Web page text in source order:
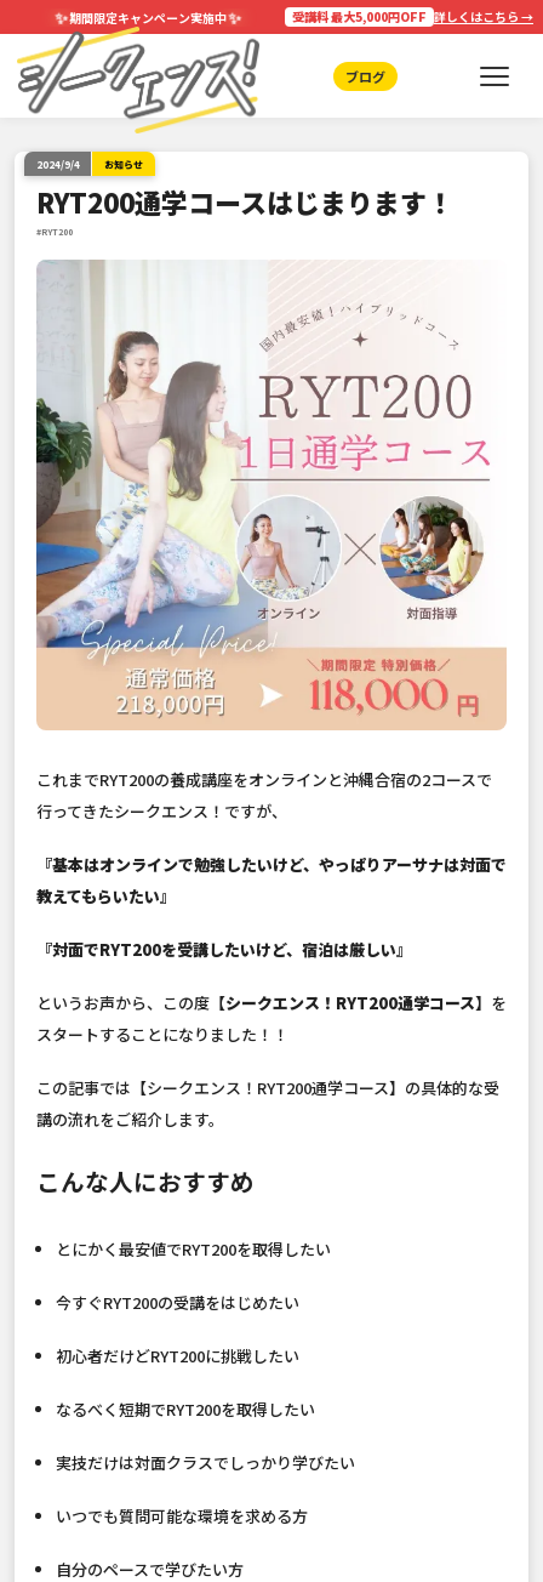
✨期間限定キャンペーン実施中✨ 受講料 最大5,000円OFF 詳しくはこちら →
ブログ
2024/9/4 お知らせ
RYT200通学コースはじまります！
#RYT200
これまでRYT200の養成講座をオンラインと沖縄合宿の2コースで
行ってきたシークエンス！ですが、
『基本はオンラインで勉強したいけど、やっぱりアーサナは対面で
教えてもらいたい』
『対面でRYT200を受講したいけど、宿泊は厳しい』
というお声から、この度 【シークエンス！RYT200通学コース】 を
スタートすることになりました！！
この記事では【シークエンス！RYT200通学コース】の具体的な受
講の流れをご紹介します。
こんな人におすすめ
とにかく最安値でRYT200を取得したい
今すぐRYT200の受講をはじめたい
初心者だけどRYT200に挑戦したい
なるべく短期でRYT200を取得したい
実技だけは対面クラスでしっかり学びたい
いつでも質問可能な環境を求める方
自分のペースで学びたい方